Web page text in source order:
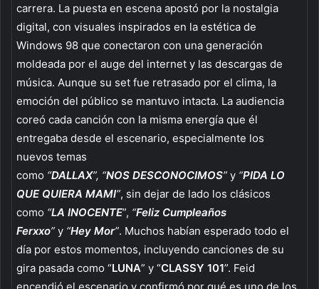
carrera. La puesta en escena apostó por la nostalgia
digital, con visuales inspirados en la estética de
Windows 98 que conectaron con una generación
moldeada por el auge del internet y las descargas de
música. Aunque su set fue retrasado por el clima, la
emoción del público se mantuvo intacta. La audiencia
coreó cada canción con la misma energía que él
entregaba desde el escenario, especialmente los
nuevos temas
como “DALLAX”, “NOS DESCONOCIMOS” y “PIDA LO
QUE QUIERA MAMI”, sin dejar de lado los clásicos
como “LA INOCENTE”, “Feliz Cumpleaños
Ferxxo” y “Hey Mor”. Muchos habían esperado todo el
día por estos momentos, incluyendo canciones de su
gira pasada como “LUNA” y “CLASSY 101”. Feid